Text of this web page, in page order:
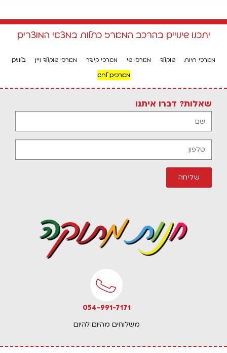
יתכנו שינויים בהרכב המארז כתלות במצאי המוצרים
מארזי חיות שוקולד מארזי שי מארזי קינדר מארזי שוקולד ויין
בלונים
מארזים לחג
שאלות? דברו איתנו
שליחה
054-991-7171​
משלוחים מהיום להיום